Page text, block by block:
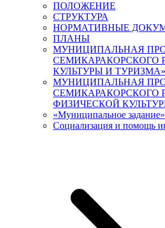
ПОЛОЖЕНИЕ
СТРУКТУРА
НОРМАТИВНЫЕ
ПЛАНЫ
МУНИЦИПАЛЬНАЯ
СЕМИКАРАКОРСКОГО
КУЛЬТУРЫ И ТУРИЗМА»
МУНИЦИПАЛЬНАЯ
СЕМИКАРАКОРСКОГО
ФИЗИЧЕСКОЙ
«Муниципальное задание»
Социализация и помощь